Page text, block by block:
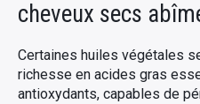
cheveux secs
Certaines huiles végétales
richesse en acides gras
antioxydants, capables de